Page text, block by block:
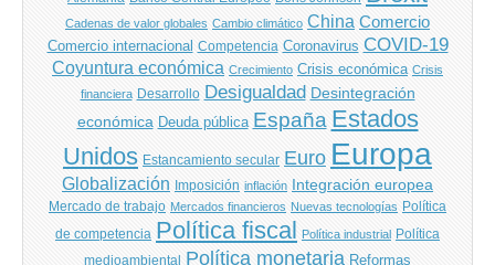
Cadenas de valor globales Cambio climático China Comercio
Comercio internacional Competencia Coronavirus COVID-19
Coyuntura económica Crecimiento Crisis económica Crisis
financiera Desarrollo Desigualdad Desintegración
económica Deuda pública España Estados
Unidos Estancamiento secular Euro Europa
Globalización Imposición inflación Integración europea
Mercado de trabajo Mercados financieros Nuevas tecnologías Política
de competencia Política fiscal Política industrial Política
medioambiental Política monetaria Reformas